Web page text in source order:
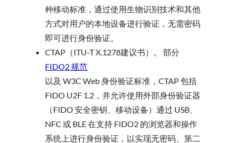
种移动标准，通过使用生物识别技术和其他
方式对用户的本地设备进行验证，无需密码
即可进行身份验证。
CTAP（ITU-T X.1278建议书）。 部分
FIDO2 规范
以及 W3C Web 身份验证标准，CTAP 包括
FIDO U2F 1.2，并允许使用外部身份验证器
（FIDO 安全密钥、移动设备）通过 USB、
NFC 或 BLE 在支持 FIDO2 的浏览器和操作
系统上进行身份验证，以实现无密码、第二